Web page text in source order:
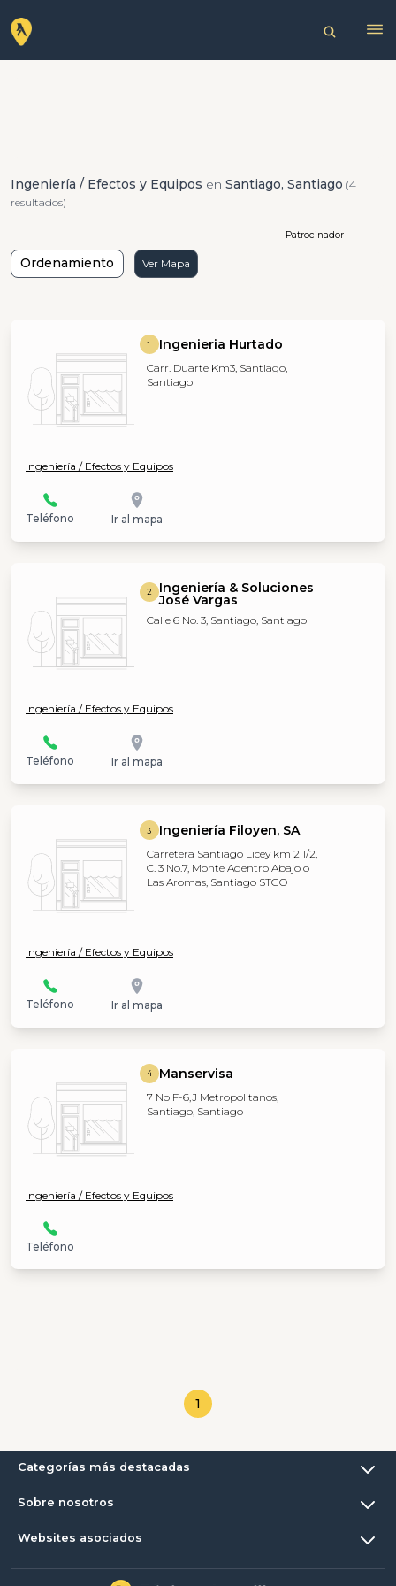
Ingeniería / Efectos y Equipos en Santiago, Santiago (4
resultados)
Ordenamiento Ver Mapa
Patrocinador
1 Ingenieria Hurtado
Carr. Duarte Km3, Santiago,
Santiago
Ingeniería / Efectos y Equipos
Teléfono Ir al mapa
2 Ingeniería & Soluciones
José Vargas
Calle 6 No. 3, Santiago, Santiago
Ingeniería / Efectos y Equipos
Teléfono Ir al mapa
3 Ingeniería Filoyen, SA
Carretera Santiago Licey km 2 1/2,
C. 3 No.7, Monte Adentro Abajo o
Las Aromas, Santiago STGO
Ingeniería / Efectos y Equipos
Teléfono Ir al mapa
4 Manservisa
7 No F-6,J Metropolitanos,
Santiago, Santiago
Ingeniería / Efectos y Equipos
Teléfono
1
Categorías más destacadas
Sobre nosotros
Websites asociados